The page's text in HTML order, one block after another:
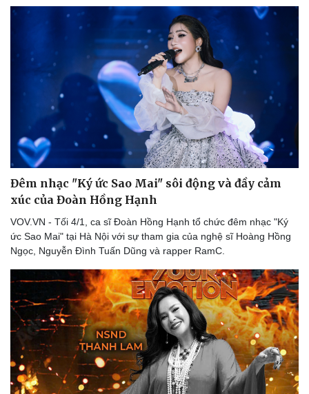
Tư vấn
Săn Tour
check-in
Podcast
Câu chuyện thời sự
Đọc truyện đêm khuya
Cửa sổ tình yêu
Kể chuyện cho bé
Hạt giống tâm hồn
Đêm nhạc "Ký ức Sao Mai" sôi động và đầy cảm
xúc của Đoàn Hồng Hạnh
VOV.VN - Tối 4/1, ca sĩ Đoàn Hồng Hạnh tổ chức đêm nhạc "Ký
ức Sao Mai" tại Hà Nội với sự tham gia của nghệ sĩ Hoàng Hồng
Ngọc, Nguyễn Đình Tuấn Dũng và rapper RamC.